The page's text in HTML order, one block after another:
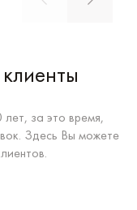
за это время,
Здесь Вы можете